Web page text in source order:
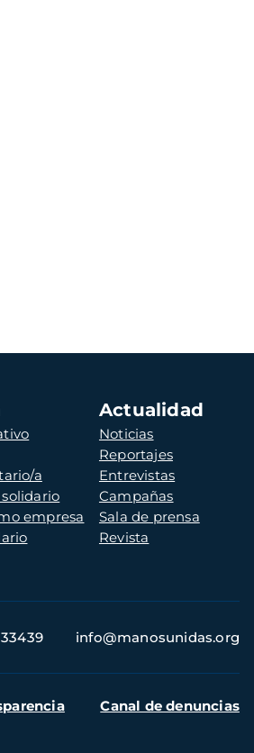
a
empresa
Actualidad
Noticias
Reportajes
Entrevistas
Campañas
Sala de prensa
Revista
info@manosunidas.org
Canal de denuncias